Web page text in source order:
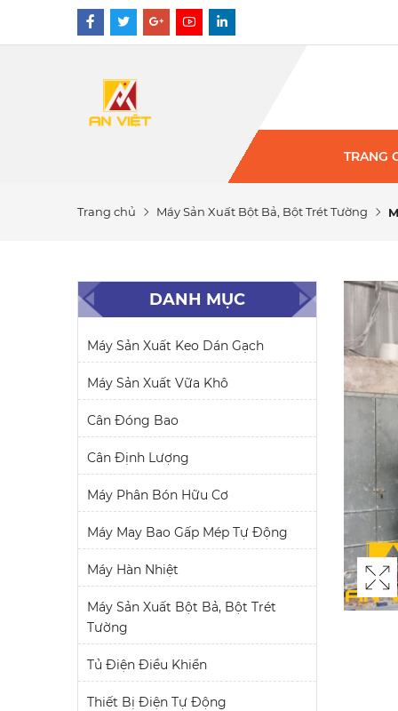
TRANG
Trang chủ Máy Sản Xuất Bột Bả, Bột Trét Tường
DANH MỤC
Máy Sản Xuất Keo Dán Gạch
Máy Sản Xuất Vữa Khô
Cân Đóng Bao
Cân Định Lượng
Máy Phân Bón Hữu Cơ
Máy May Bao Gấp Mép Tự Động
Máy Hàn Nhiệt
Máy Sản Xuất Bột Bả, Bột Trét
Tường
Tủ Điện Điều Khiển
Thiết Bị Điện Tự Động